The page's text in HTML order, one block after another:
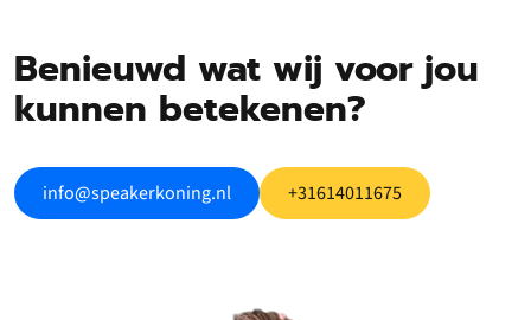
Benieuwd wat wij voor jou
kunnen betekenen?
info@speakerkoning.nl +31614011675